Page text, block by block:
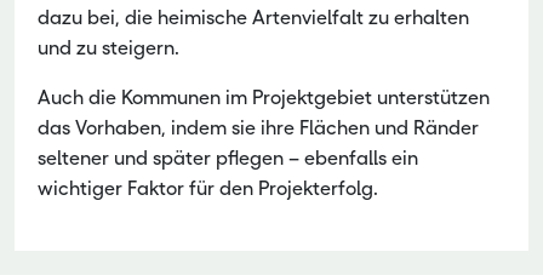
dazu bei, die heimische Artenvielfalt zu erhalten
und zu steigern.
Auch die Kommunen im Projektgebiet unterstützen
das Vorhaben, indem sie ihre Flächen und Ränder
seltener und später pflegen – ebenfalls ein
wichtiger Faktor für den Projekterfolg.